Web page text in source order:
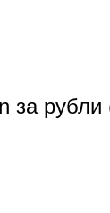
за рубли